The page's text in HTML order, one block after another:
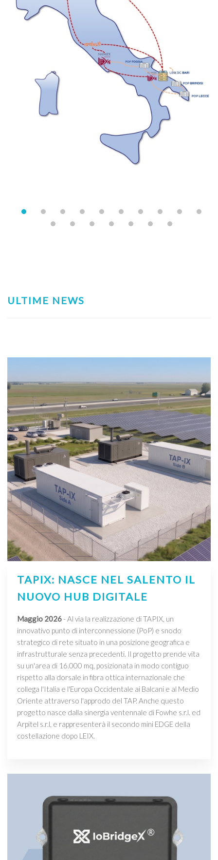
ULTIME NEWS
TAPIX: NASCE NEL SALENTO IL
NUOVO HUB DIGITALE
Maggio 2026- Al via la realizzazione di TAPIX, un
innovativo punto di interconnessione (PoP) e snodo
strategico di rete situato in una posizione geografica e
infrastrutturale senza precedenti. Il progetto prende vita
su un'area di 16.000 mq, posizionata in modo contiguo
rispetto alla dorsale in fibra ottica internazionale che
collega l'Italia e l'Europa Occidentale ai Balcani e al Medio
Oriente attraverso l'approdo del TAP. Anche questo
progetto nasce dalla sinergia ventennale di Fowhe s.r.l. ed
Arpitel s.r.l, e rappresenterà il secondo mini EDGE della
costellazione dopo LEIX.